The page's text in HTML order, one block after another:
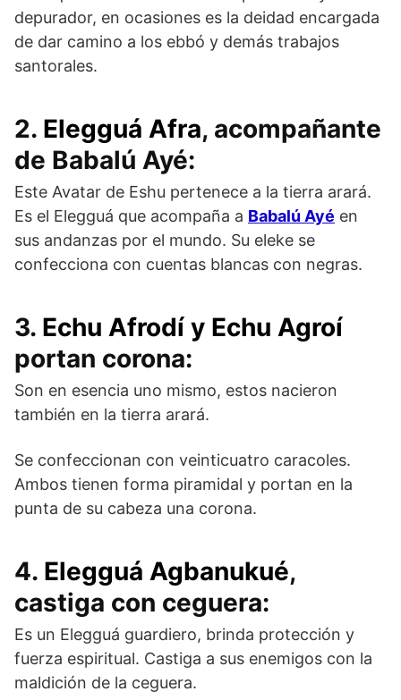
depurador, en ocasiones es la deidad encargada
de dar camino a los ebbó y demás trabajos
santorales.
2. Elegguá Afra, acompañante
de Babalú Ayé:
Este Avatar de Eshu pertenece a la tierra arará.
Es el Elegguá que acompaña a Babalú Ayé en
sus andanzas por el mundo. Su eleke se
confecciona con cuentas blancas con negras.
3. Echu Afrodí y Echu Agroí
portan corona:
Son en esencia uno mismo, estos nacieron
también en la tierra arará.
Se confeccionan con veinticuatro caracoles.
Ambos tienen forma piramidal y portan en la
punta de su cabeza una corona.
4. Elegguá Agbanukué,
castiga con ceguera:
Es un Elegguá guardiero, brinda protección y
fuerza espiritual. Castiga a sus enemigos con la
maldición de la ceguera.